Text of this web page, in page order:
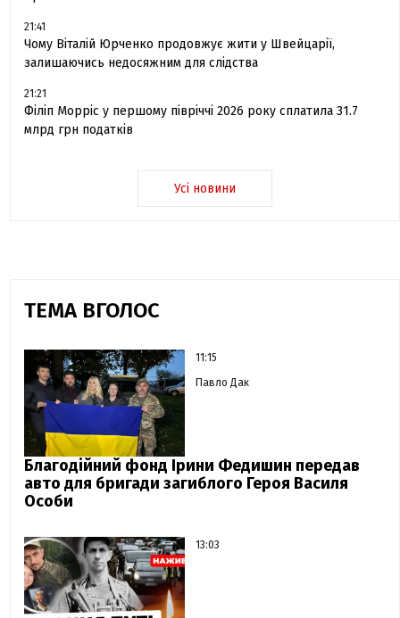
21:41
Чому Віталій Юрченко продовжує жити у Швейцарії,
залишаючись недосяжним для слідства
21:21
Філіп Морріс у першому півріччі 2026 року сплатила 31.7
млрд грн податків
Усі новини
ТЕМА ВГОЛОС
11:15
Павло Дак
Благодійний фонд Ірини Федишин передав
авто для бригади загиблого Героя Василя
Особи
13:03